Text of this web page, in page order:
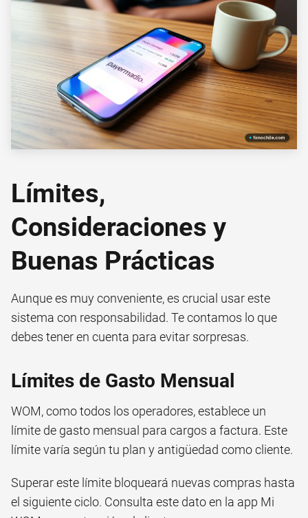
Límites,
Consideraciones y
Buenas Prácticas
Aunque es muy conveniente, es crucial usar este
sistema con responsabilidad. Te contamos lo que
debes tener en cuenta para evitar sorpresas.
Límites de Gasto Mensual
WOM, como todos los operadores, establece un
límite de gasto mensual para cargos a factura. Este
límite varía según tu plan y antigüedad como cliente.
Superar este límite bloqueará nuevas compras hasta
el siguiente ciclo. Consulta este dato en la app Mi